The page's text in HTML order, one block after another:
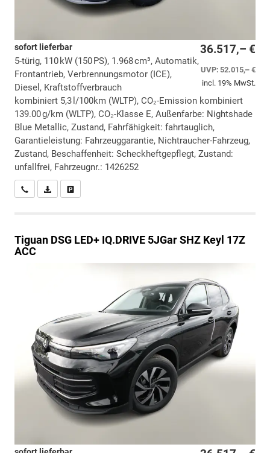
36.517,– €
UVP:52.015,– €
incl. 19% MwSt.
sofort lieferbar
5-türig, 110 kW (150 PS), 1.968 cm³, Automatik,
Frontantrieb, Verbrennungsmotor (ICE),
Diesel, Kraftstoffverbrauch
kombiniert 5,3 l/100km (WLTP), CO₂-Emission kombiniert
139.00 g/km (WLTP), CO₂-Klasse E, Außenfarbe: Nightshade
Blue Metallic, Zustand, Fahrfähigkeit: fahrtauglich,
Garantieleistung: Fahrzeuggarantie, Nichtraucher-Fahrzeug,
Zustand, Beschaffenheit: Scheckheftgepflegt, Zustand:
unfallfrei, Fahrzeugnr.: 1426252
Wir rufen Sie anPDF-Datei, Fahrzeugexposé drucken
Tiguan DSG LED+ IQ.DRIVE 5JGar SHZ Keyl 17Z
ACC